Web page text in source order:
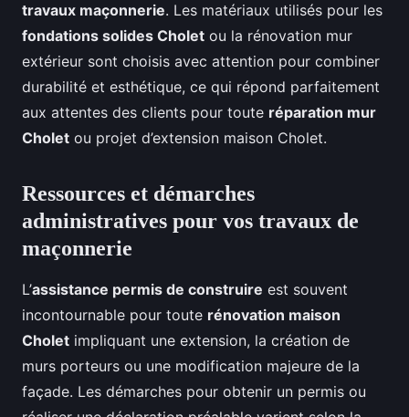
travaux maçonnerie. Les matériaux utilisés pour les
fondations solides Cholet ou la rénovation mur
extérieur sont choisis avec attention pour combiner
durabilité et esthétique, ce qui répond parfaitement
aux attentes des clients pour toute réparation mur
Cholet ou projet d’extension maison Cholet.
Ressources et démarches
administratives pour vos travaux de
maçonnerie
L’assistance permis de construire est souvent
incontournable pour toute rénovation maison
Cholet impliquant une extension, la création de
murs porteurs ou une modification majeure de la
façade. Les démarches pour obtenir un permis ou